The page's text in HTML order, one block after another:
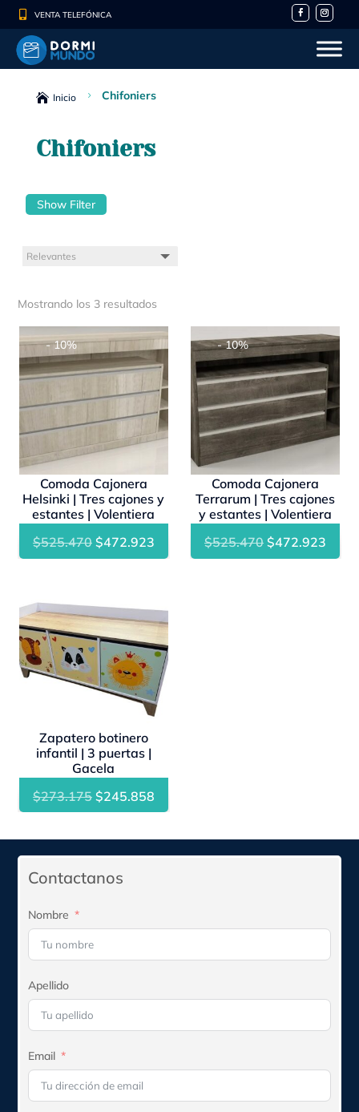
 VENTA TELEFÓNICA
 Inicio 5 Chifoniers
Chifoniers
Show Filter
Mostrando los 3 resultados
- 10%
Comoda Cajonera
Helsinki | Tres cajones y
estantes | Volentiera
$525.470 El
precio
$525.470.
$472.923El
precio
$472.923.
- 10%
Comoda Cajonera
Terrarum | Tres cajones
y estantes | Volentiera
$525.470 El
precio
$472.923
Zapatero botinero
infantil | 3 puertas |
Gacela
$273.175 El
precio
era:
$273.175.
$245.858El
precio
es:
Contactanos
Nombre
Apellido
Email